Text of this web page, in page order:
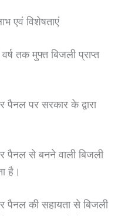
एवं विशेषताएं
तक मुफ्त बिजली प्राप्त
पर सरकार के द्वारा
पैनल से बनने वाली बिजली
है।
पैनल की सहायता से बिजली